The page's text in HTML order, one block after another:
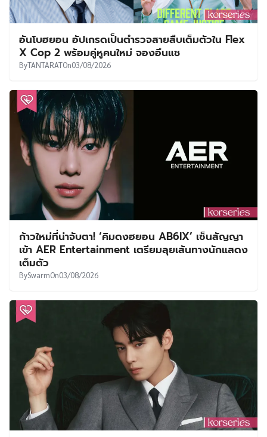
อันโบฮยอน อัปเกรดเป็นตำรวจสายสืบเต็มตัวใน Flex
X Cop 2 พร้อมคู่หูคนใหม่ จองอึนแช
ByTANTARATOn03/08/2026
ก้าวใหม่ที่น่าจับตา! ‘คิมดงฮยอน AB6IX’ เซ็นสัญญา
เข้า AER Entertainment เตรียมลุยเส้นทางนักแสดง
เต็มตัว
BySwarmOn03/08/2026